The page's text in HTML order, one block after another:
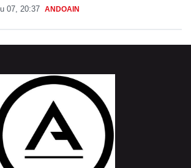
07, 20:37 ANDOAIN